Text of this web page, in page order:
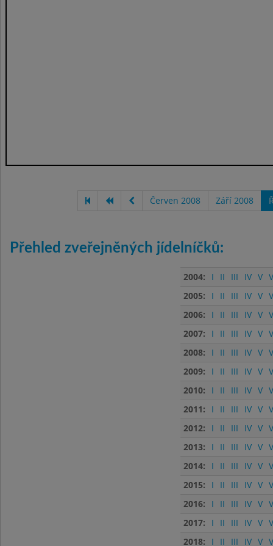
Červen 2008 Září 2008
Přehled zveřejněných jídelníčků:
2004: I II III IV V
2005:
I II III IV V
2006:
I II III IV V
2007:
I II III IV V
2008:
I II III IV V
2009:
I II III IV V
2010:
I II III IV V
2011:
I II III IV V
2012:
I II III IV V
2013:
I II III IV V
2014:
I II III IV V
2015:
I II III IV V
2016:
I II III IV V
2017:
I II III IV V
2018:
I II III IV V